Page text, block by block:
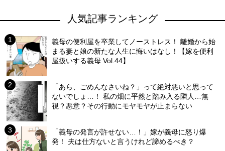
人気記事ランキング
義母の便利屋を卒業してノーストレス！ 離婚から始
まる妻と娘の新たな人生に悔いはなし！【嫁を便利
屋扱いする義母 Vol.44】
「あら、ごめんなさいね？」って絶対悪いと思って
ないでしょ…！ 私の畑に平然と踏み入る隣人…無
視？悪意？その行動にモヤモヤが止まらない
「義母の発言が許せない…！」嫁が義母に怒り爆
発！ 夫は仕方ないと言うけれど諦めるべき？